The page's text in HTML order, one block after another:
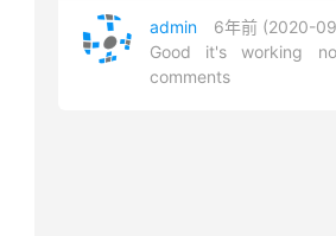
admin
6年前 (2020-
Good it's working
comments